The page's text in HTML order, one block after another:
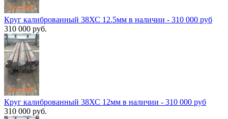
Круг калиброванный 38ХС 12.5мм в наличии - 310 000 руб
310 000 руб.
Круг калиброванный 38ХС 12мм в наличии - 310 000 руб
310 000 руб.